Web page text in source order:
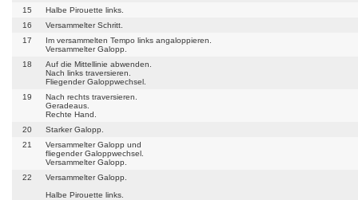
15
Halbe Pirouette links.
16
Versammelter Schritt.
17
Im versammelten Tempo links angaloppieren.
Versammelter Galopp.
18
Auf die Mittellinie abwenden.
Nach links traversieren.
Fliegender Galoppwechsel.
19
Nach rechts traversieren.
Geradeaus.
Rechte Hand.
20
Starker Galopp.
21
Versammelter Galopp und
fliegender Galoppwechsel.
Versammelter Galopp.
22
Versammelter Galopp.
Halbe Pirouette links.